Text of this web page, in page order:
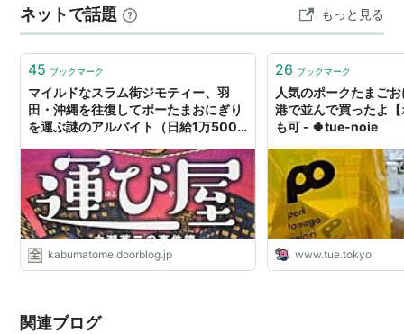
ぐに頭に浮かぶけど、沖縄にいた時、本当に色んな食材
に出会い、色んな調理法でいただきました。そういえば
着いた次の日に沖縄名物ポーたまにお目にかかりま…
ネットで話題 もっと見る
45 ブックマーク
マイルドなスラム街ジモティー、羽
田・沖縄を往復してポーたまおにぎり
を運ぶ謎のアルバイト（日給1万5000
kabumatome.doorblog.jp
26 ブックマーク
人気のポークたまご
港で並んで買ったよ
も可 - 🍀tue-noie
www.tue.tokyo
関連ブログ